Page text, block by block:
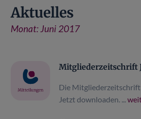
Aktuelles
Monat:Juni 2017
Mitgliederzeitschrift
Die
Jetzt downloaden. ...